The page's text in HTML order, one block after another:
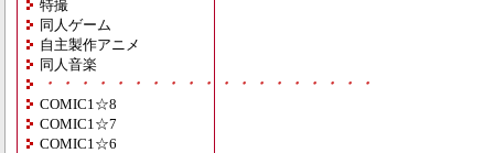
特撮
同人ゲーム
自主製作アニメ
同人音楽
・・・・・・・・・・・・・・・・・・・
COMIC1☆8
COMIC1☆7
COMIC1☆6